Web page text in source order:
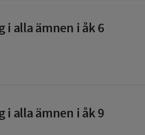
i alla ämnen i åk 6
alla ämnen i åk 9